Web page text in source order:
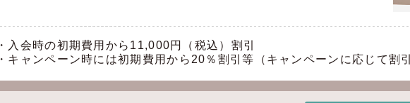
・入会時の初期費用から11,000円（税込）割引
・キャンペーン時には初期費用から20％割引等（キャンペーンに応じて割